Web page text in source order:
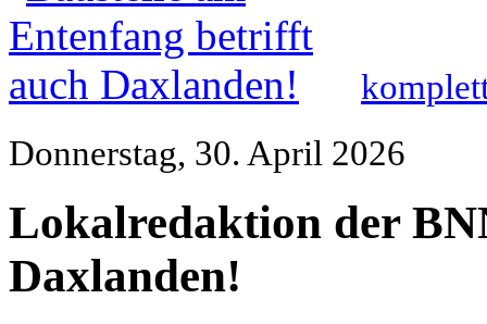
Donnerstag, 30. April 2026
Lokalredaktion der
Daxlanden!